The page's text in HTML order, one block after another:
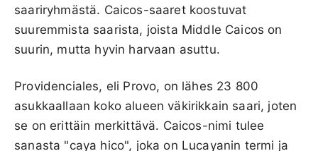
saariryhmästä. Caicos-saaret koostuvat
suuremmista saarista, joista Middle Caicos on
suurin, mutta hyvin harvaan asuttu.
Providenciales, eli Provo, on lähes 23 800
asukkaallaan koko alueen väkirikkain saari, joten
se on erittäin merkittävä. Caicos-nimi tulee
sanasta "caya hico", joka on Lucayanin termi ja